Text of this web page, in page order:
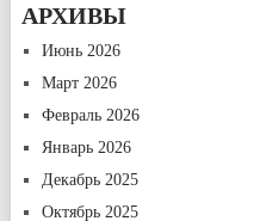
АРХИВЫ
Июнь 2026
Март 2026
Февраль 2026
Январь 2026
Декабрь 2025
Октябрь 2025